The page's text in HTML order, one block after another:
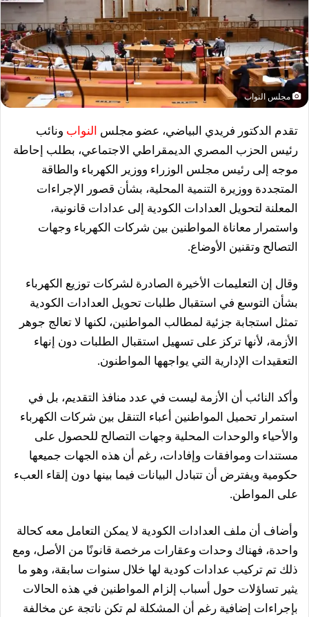
مجلس النواب
تقدم الدكتور فريدي البياضي، عضو مجلس النواب ونائب
رئيس الحزب المصري الديمقراطي الاجتماعي، بطلب إحاطة
موجه إلى رئيس مجلس الوزراء ووزير الكهرباء والطاقة
المتجددة ووزيرة التنمية المحلية، بشأن قصور الإجراءات
المعلنة لتحويل العدادات الكودية إلى عدادات قانونية،
واستمرار معاناة المواطنين بين شركات الكهرباء وجهات
التصالح وتقنين الأوضاع.
وقال إن التعليمات الأخيرة الصادرة لشركات توزيع الكهرباء
بشأن التوسع في استقبال طلبات تحويل العدادات الكودية
تمثل استجابة جزئية لمطالب المواطنين، لكنها لا تعالج جوهر
الأزمة، لأنها تركز على تسهيل استقبال الطلبات دون إنهاء
التعقيدات الإدارية التي يواجهها المواطنون.
وأكد النائب أن الأزمة ليست في عدد منافذ التقديم، بل في
استمرار تحميل المواطنين أعباء التنقل بين شركات الكهرباء
والأحياء والوحدات المحلية وجهات التصالح للحصول على
مستندات وموافقات وإفادات، رغم أن هذه الجهات جميعها
حكومية ويفترض أن تتبادل البيانات فيما بينها دون إلقاء العبء
على المواطن.
وأضاف أن ملف العدادات الكودية لا يمكن التعامل معه كحالة
واحدة، فهناك وحدات وعقارات مرخصة قانونًا من الأصل، ومع
ذلك تم تركيب عدادات كودية لها خلال سنوات سابقة، وهو ما
يثير تساؤلات حول أسباب إلزام المواطنين في هذه الحالات
بإجراءات إضافية رغم أن المشكلة لم تكن ناتجة عن مخالفة